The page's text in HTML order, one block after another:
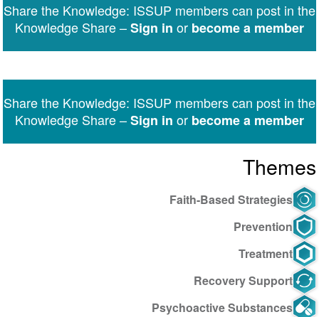
Messenger
Share the Knowledge: ISSUP members can post in the
Knowledge Share –Sign in or become a member
Share the Knowledge: ISSUP members can post in the
Knowledge Share –Sign in or become a member
Themes
Faith-Based Strategies
Prevention
Treatment
Recovery Support
Psychoactive Substances